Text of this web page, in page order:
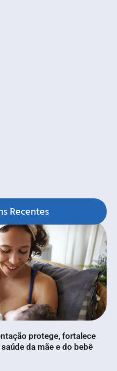
Recentes
protege, fortalece
da mãe e do bebê